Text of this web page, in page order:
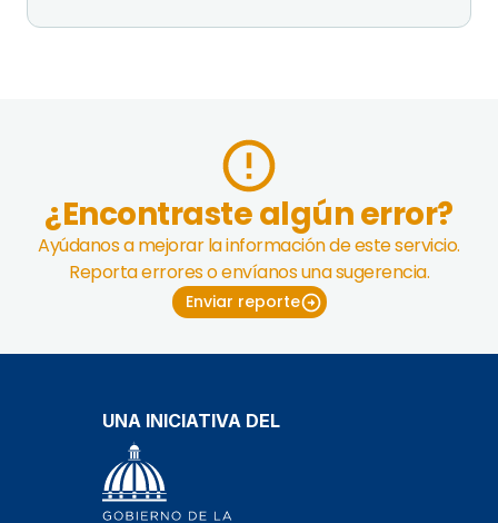
¿Encontraste algún error?
Ayúdanos a mejorar la información de este servicio.
Reporta errores o envíanos una sugerencia.
Enviar reporte
UNA INICIATIVA DEL